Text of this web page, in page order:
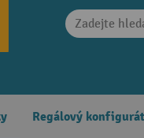
Regálový